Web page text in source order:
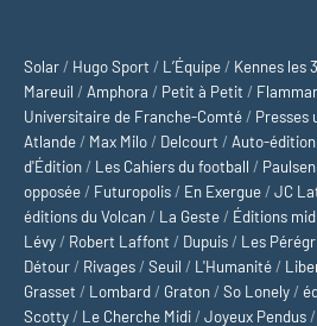
Solar / Hugo Sport / L’Équipe / Kennes les
Mareuil / Amphora / Petit à Petit /
Universitaire de Franche-Comté / Presses
Atlande / Max Milo / Delcourt / Auto-édition
d'Édition / Les Cahiers du football / Paulsen
opposée / Futuropolis / En Exergue /JC
éditions du Volcan / La Geste / Éditions
Lévy / Robert Laffont / Dupuis / Les
Détour / Rivages /Seuil / L'Humanité /
Grasset / Lombard / Graton /So Lonely /
Scotty / Le Cherche Midi /Joyeux Pendus /